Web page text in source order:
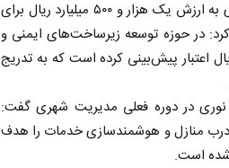
وی با بیان اینکه تا پایان سال جاری نیز مناقصه‌ای به ارزش یک هزار و ۵۰۰ میلیارد ریال برای
در حوزه توسعه زیرساخت‌های ایمنی و
شهر ۱۰ هزار میلیارد ریال اعتبار پیش‌بینی کرده است که به تدریج
به اجرای ۲۵۰ کیلومتر فیبر نوری در دوره فعلی مدیریت شهری گفت:
فیبر نوری تا درب منازل و هوشمندسازی خدمات را هدف
شده است.